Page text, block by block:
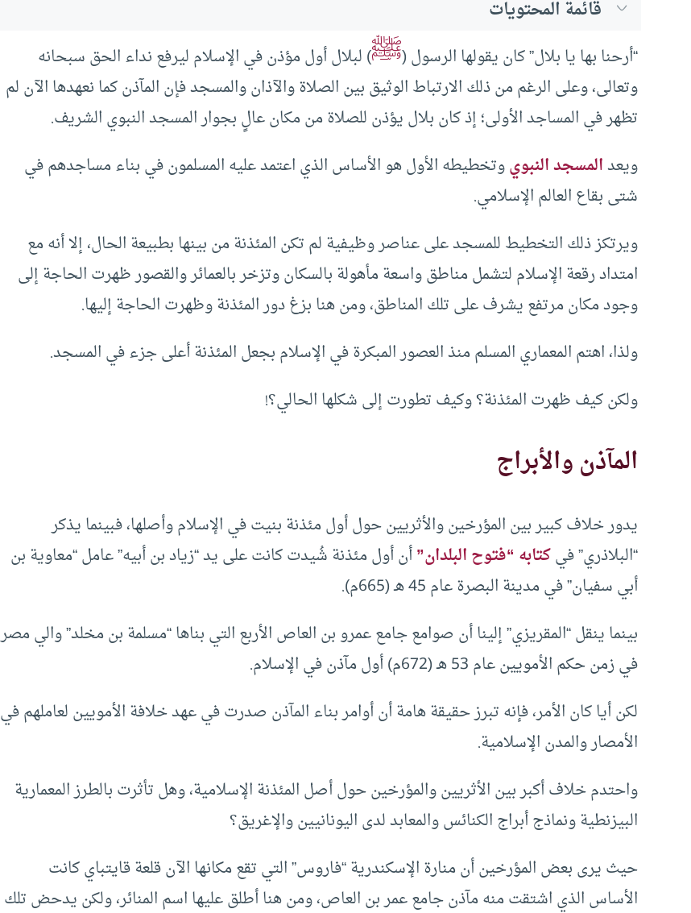
قائمة المحتويات
“أرحنا بها يا بلال” كان يقولها الرسول (ﷺ) لبلال أول مؤذن في الإسلام ليرفع نداء الحق سبحانه
وتعالى، وعلى الرغم من ذلك الارتباط الوثيق بين الصلاة والآذان والمسجد فإن المآذن كما نعهدها الآن لم
تظهر في المساجد الأولى؛ إذ كان بلال يؤذن للصلاة من مكان عالٍ بجوار المسجد النبوي الشريف.
ويعدالمسجد النبويوتخطيطه الأول هو الأساس الذي اعتمد عليه المسلمون في بناء مساجدهم في
شتى بقاع العالم الإسلامي.
ويرتكز ذلك التخطيط للمسجد على عناصر وظيفية لم تكن المئذنة من بينها بطبيعة الحال، إلا أنه مع
امتداد رقعة الإسلام لتشمل مناطق واسعة مأهولة بالسكان وتزخر بالعمائر والقصور ظهرت الحاجة إلى
وجود مكان مرتفع يشرف على تلك المناطق، ومن هنا بزغ دور المئذنة وظهرت الحاجة إليها.
ولذا، اهتم المعماري المسلم منذ العصور المبكرة في الإسلام بجعل المئذنة أعلى جزء في المسجد.
ولكن كيف ظهرت المئذنة؟ وكيف تطورت إلى شكلها الحالي؟!
المآذن والأبراج
يدور خلاف كبير بين المؤرخين والأثريين حول أول مئذنة بنيت في الإسلام وأصلها، فبينما يذكر
“البلاذري” فيكتابه “فتوح البلدان”أن أول مئذنة شُيدت كانت على يد “زياد بن أبيه” عامل “معاوية بن
أبي سفيان” في مدينة البصرة عام 45 هـ (665م).
بينما ينقل “المقريزي” إلينا أن صوامع جامع عمرو بن العاص الأربع التي بناها “مسلمة بن مخلد” والي مصر
في زمن حكم الأمويين عام 53 هـ (672م) أول مآذن في الإسلام.
لكن أيا كان الأمر، فإنه تبرز حقيقة هامة أن أوامر بناء المآذن صدرت في عهد خلافة الأمويين لعاملهم في
الأمصار والمدن الإسلامية.
واحتدم خلاف أكبر بين الأثريين والمؤرخين حول أصل المئذنة الإسلامية، وهل تأثرت بالطرز المعمارية
البيزنطية ونماذج أبراج الكنائس والمعابد لدى اليونانيين والإغريق؟
حيث يرى بعض المؤرخين أن منارة الإسكندرية “فاروس” التي تقع مكانها الآن قلعة قايتباي كانت
الأساس الذي اشتقت منه مآذن جامع عمر بن العاص، ومن هنا أطلق عليها اسم المنائر، ولكن يدحض تلك